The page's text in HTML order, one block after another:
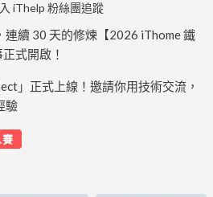
iThelp 粉絲團追蹤
連續 30 天的修煉【2026 iThome 鐵
式開啟！
」正式上線！邀請你用技術交流，
驗